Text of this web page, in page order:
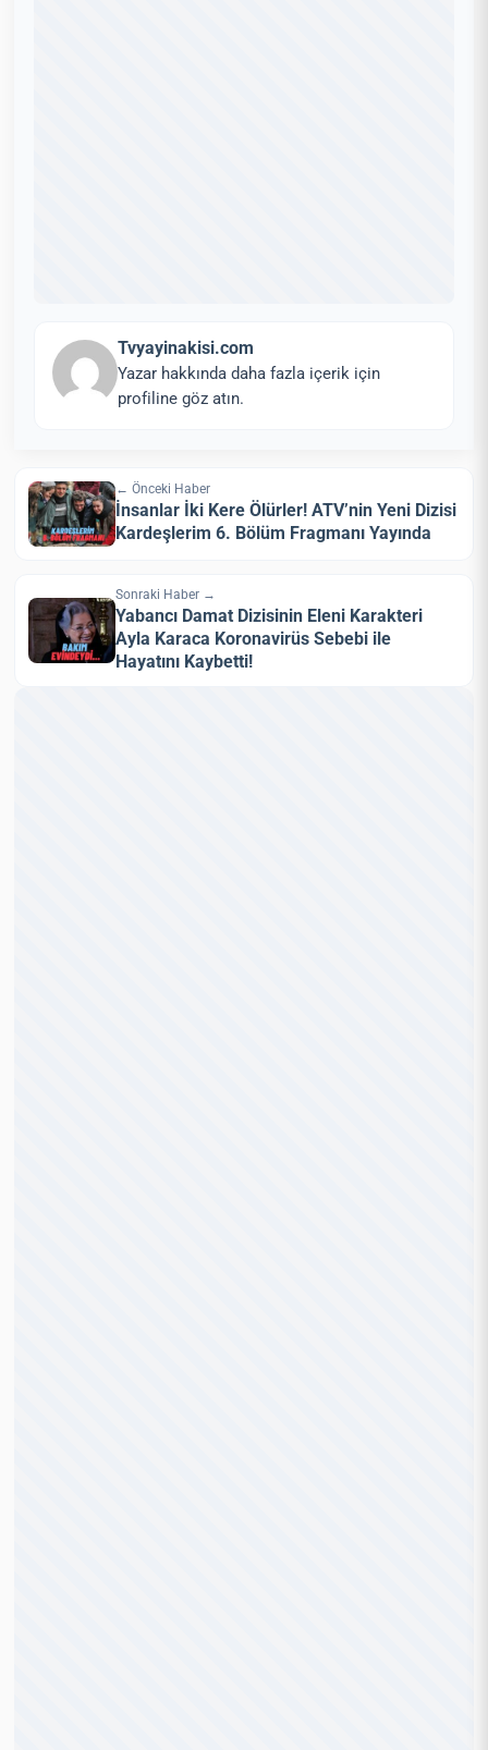
Tvyayinakisi.com
Yazar hakkında daha fazla içerik için
profiline göz atın.
← Önceki Haber
İnsanlar İki Kere Ölürler! ATV’nin Yeni Dizisi
Kardeşlerim 6. Bölüm Fragmanı Yayında
Sonraki Haber →
Yabancı Damat Dizisinin Eleni Karakteri
Ayla Karaca Koronavirüs Sebebi ile
Hayatını Kaybetti!